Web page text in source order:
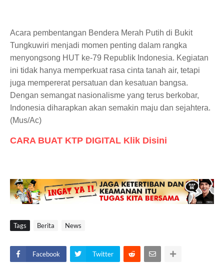
Acara pembentangan Bendera Merah Putih di Bukit
Tungkuwiri menjadi momen penting dalam rangka
menyongsong HUT ke-79 Republik Indonesia. Kegiatan
ini tidak hanya memperkuat rasa cinta tanah air, tetapi
juga mempererat persatuan dan kesatuan bangsa.
Dengan semangat nasionalisme yang terus berkobar,
Indonesia diharapkan akan semakin maju dan sejahtera.
(Mus/Ac)
CARA BUAT KTP DIGITAL Klik Disini
Tags Berita News
Facebook Twitter